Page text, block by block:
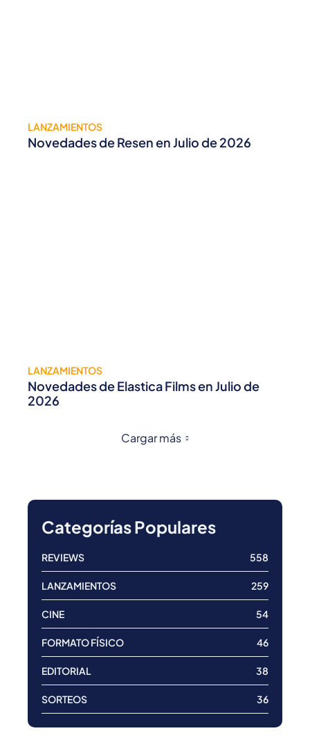
LANZAMIENTOS
Novedades de Resen en Julio de 2026
LANZAMIENTOS
Novedades de Elastica Films en Julio de
2026
Cargar más
Categorías Populares
REVIEWS 558
LANZAMIENTOS 259
CINE 54
FORMATO FÍSICO 46
EDITORIAL 38
SORTEOS 36